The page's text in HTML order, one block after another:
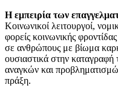
Η εμπειρία των
Κοινωνικοί λειτουργοί,
φορείς κοινωνικής
σε ανθρώπους με βίωμα
ουσιαστικά στην
αναγκών και
πράξη.